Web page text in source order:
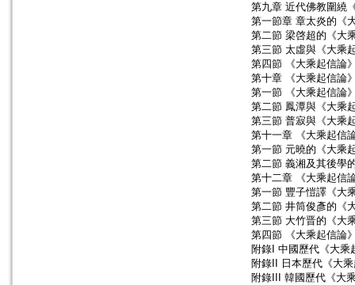
第九章 近代佛教圍繞
第一節章 章太炎的《
第二節 梁啓超的《大
第三節 太虛與《大乘
第四節 《大乘起信論
第十章 《大乘起信論
第一節 《大乘起信論
第二節 鳳潭與《大乘
第三節 普寂與《大乘
第十一章 《大乘起信
第一節 元曉的《大乘
第二節 義湘及其後學
第十二章 《大乘起信
第一節 豐子愷譯《大
第二節 井筒俊彥的《
第三節 大竹晋的《大
第四節 《大乘起信論
附錄I 中國歷代《大乘
附錄II 日本歷代《大
附錄III 韓國歷代《大